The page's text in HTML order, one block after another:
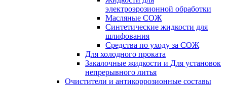
электроэрозионной обработки
Масляные СОЖ
Синтетические жидкости для
шлифования
Средства по уходу за СОЖ
Для холодного проката
Закалочные жидкости и Для установок
непрерывного литья
Очистители и антикоррозионные составы